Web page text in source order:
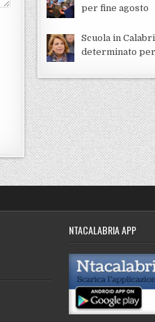
per fine agosto
Scuola in
determinato
NTACALABRIA APP